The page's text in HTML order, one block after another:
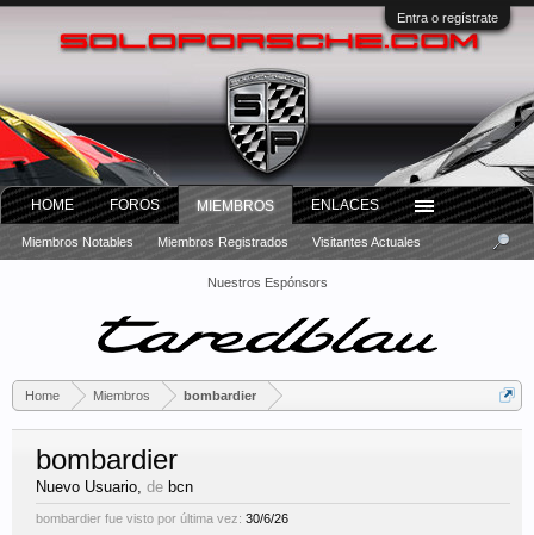
Entra o regístrate
Nuestros Espónsors
Home Miembros bombardier
bombardier
Nuevo Usuario, de bcn
bombardier fue visto por última vez: 30/6/26
HOME FOROS MIEMBROS
Miembros Notables Miembros Registrados Visitantes Actuales
ENLACES